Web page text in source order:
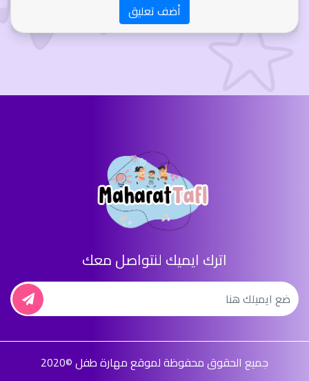
أضف تعليق
اترك ايميك لنتواصل معك
جميع الحقوق محفوظة لموقع مهارة طفل ©2020